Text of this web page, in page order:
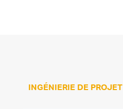
INGÉNIERIE DE PROJET